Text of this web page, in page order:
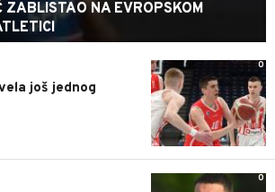
ZABLISTAO NA EVROPSKOM
0
još jednog
0